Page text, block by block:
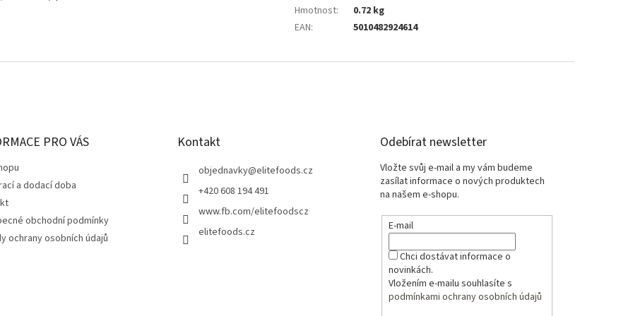
Hmotnost:
0.72 kg
EAN: 5010482924614
PRO VÁS
a dodací doba
obchodní podmínky
ochrany osobních údajů
Kontakt
objednavky@elitefoods.cz
+420 608 194 491
www.fb.com/elitefoodscz
elitefoods.cz
Odebírat newsletter
Vložte svůj e-mail a my vám budeme
zasílat informace o nových produktech
na našem e-shopu.
E-mail
Chci dostávat informace o
novinkách.
Vložením e-mailu souhlasíte s
podmínkami ochrany osobních údajů